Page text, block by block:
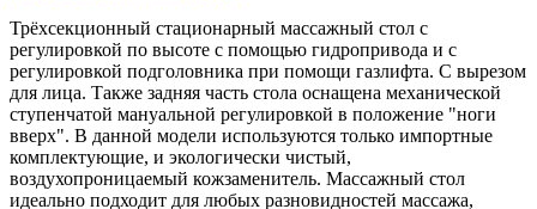
Трёхсекционный стационарный массажный стол с
регулировкой по высоте с помощью гидропривода и с
регулировкой подголовника при помощи газлифта. С вырезом
для лица. Также задняя часть стола оснащена механической
ступенчатой мануальной регулировкой в положение "ноги
вверх". В данной модели используются только импортные
комплектующие, и экологически чистый,
воздухопроницаемый кожзаменитель. Массажный стол
идеально подходит для любых разновидностей массажа,